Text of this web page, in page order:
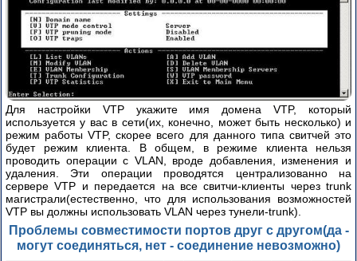
Для настройки VTP укажите имя домена VTP, который
используется у вас в сети(их, конечно, может быть несколько) и
режим работы VTP, скорее всего для данного типа свитчей это
будет режим клиента. В общем, в режиме клиента нельзя
проводить операции с VLAN, вроде добавления, изменения и
удаления. Эти операции проводятся централизованно на
сервере VTP и передается на все свитчи-клиенты через trunk
магистрали(естественно, что для использования возможностей
VTP вы должны использовать VLAN через тунели-trunk).
Проблемы совместимости портов друг с другом(да -
могут соединяться, нет - соединение невозможно)